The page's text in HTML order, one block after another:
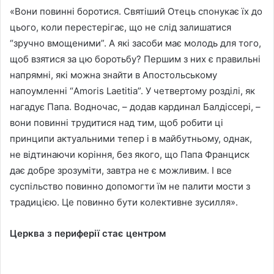
«Вони повинні боротися. Святіший Отець спонукає їх до
цього, коли перестерігає, що не слід залишатися
“зручно вмощеними”. А які засоби має молодь для того,
щоб взятися за цю боротьбу? Першим з них є правильні
напрямні, які можна знайти в Апостольському
напоумленні “Amoris Laetitia”. У четвертому розділі, як
нагадує Папа. Водночас, – додав кардинал Балдіссері, –
вони повинні трудитися над тим, щоб робити ці
принципи актуальними тепер і в майбутньому, однак,
не відтинаючи коріння, без якого, що Папа Франциск
дає добре зрозуміти, завтра не є можливим. І все
суспільство повинно допомогти їм не палити мости з
традицією. Це повинно бути колективне зусилля».
Церква з периферії стає центром